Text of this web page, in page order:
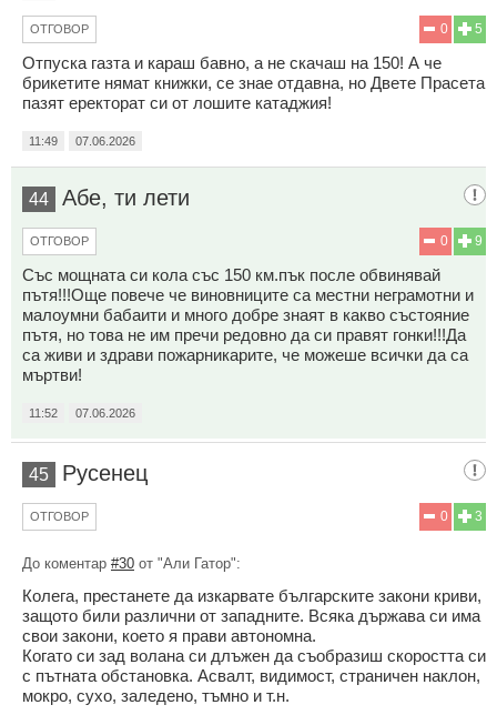
5
0
ОТГОВОР
Отпуска газта и караш бавно, а не скачаш на 150! А че
брикетите нямат книжки, се знае отдавна, но Двете Прасета
пазят еректорат си от лошите катаджия!
11:49 07.06.2026
44 Абе, ти лети
9
0
ОТГОВОР
Със мощната си кола със 150 км.пък после обвинявай
пътя!!!Още повече че виновниците са местни неграмотни и
малоумни бабаити и много добре знаят в какво състояние
пътя, но това не им пречи редовно да си правят гонки!!!Да
са живи и здрави пожарникарите, че можеше всички да са
мъртви!
11:52 07.06.2026
45 Русенец
3
0
ОТГОВОР
До коментар #30 от "Али Гатор":
Колега, престанете да изкарвате българските закони криви,
защото били различни от западните. Всяка държава си има
свои закони, което я прави автономна.
Когато си зад волана си длъжен да съобразиш скоростта си
с пътната обстановка. Асвалт, видимост, страничен наклон,
мокро, сухо, заледено, тъмно и т.н.